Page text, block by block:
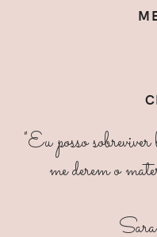
"Eu posso
me derem o